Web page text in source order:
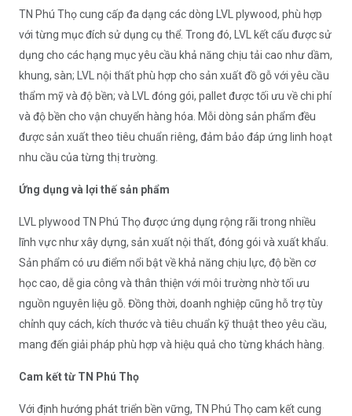
TN Phú Thọ cung cấp đa dạng các dòng LVL plywood, phù hợp
với từng mục đích sử dụng cụ thể. Trong đó, LVL kết cấu được sử
dụng cho các hạng mục yêu cầu khả năng chịu tải cao như dầm,
khung, sàn; LVL nội thất phù hợp cho sản xuất đồ gỗ với yêu cầu
thẩm mỹ và độ bền; và LVL đóng gói, pallet được tối ưu về chi phí
và độ bền cho vận chuyển hàng hóa. Mỗi dòng sản phẩm đều
được sản xuất theo tiêu chuẩn riêng, đảm bảo đáp ứng linh hoạt
nhu cầu của từng thị trường.
Ứng dụng và lợi thế sản phẩm
LVL plywood TN Phú Thọ được ứng dụng rộng rãi trong nhiều
lĩnh vực như xây dựng, sản xuất nội thất, đóng gói và xuất khẩu.
Sản phẩm có ưu điểm nổi bật về khả năng chịu lực, độ bền cơ
học cao, dễ gia công và thân thiện với môi trường nhờ tối ưu
nguồn nguyên liệu gỗ. Đồng thời, doanh nghiệp cũng hỗ trợ tùy
chỉnh quy cách, kích thước và tiêu chuẩn kỹ thuật theo yêu cầu,
mang đến giải pháp phù hợp và hiệu quả cho từng khách hàng.
Cam kết từ TN Phú Thọ
Với định hướng phát triển bền vững, TN Phú Thọ cam kết cung